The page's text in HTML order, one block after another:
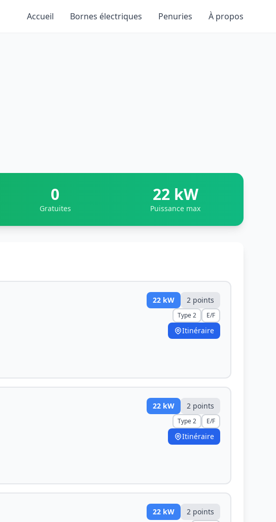
Accueil Bornes électriques Penuries À propos
0
Gratuites
22 kW
Puissance max
22 kW 2 points
Type 2 E/F
Itinéraire
22 kW 2 points
Type 2 E/F
Itinéraire
22 kW 2 points